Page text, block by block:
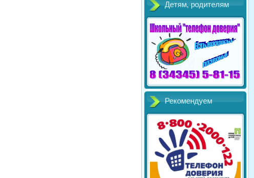
Детям, родителям
Рекомендуем